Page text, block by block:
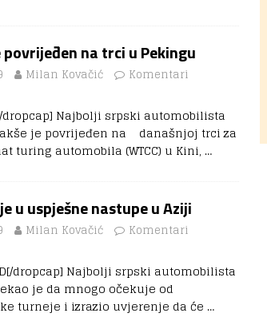
na trci u Pekingu
Milan Kovačić
Komentari
dropcap] Najbolji srpski automobilista
je povrijeđen na današnjoj trci za
turing automobila (WTCC) u Kini, …
u uspješne nastupe u Aziji
Milan Kovačić
Komentari
dropcap] Najbolji srpski automobilista
je da mnogo očekuje od
turneje i izrazio uvjerenje da će …